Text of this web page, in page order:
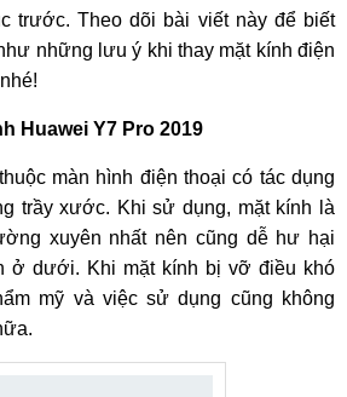
trước. Theo dõi bài viết này để biết
những lưu ý khi thay mặt kính điện
Huawei Y7 Pro 2019
màn hình điện thoại có tác dụng
trầy xước. Khi sử dụng, mặt kính là
xuyên nhất nên cũng dễ hư hại
ở dưới. Khi mặt kính bị vỡ điều khó
mỹ và việc sử dụng cũng không